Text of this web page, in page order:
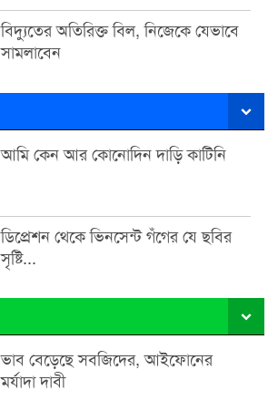
বিদ্যুতের অতিরিক্ত বিল, নিজেকে যেভাবে
সামলাবেন
আমি কেন আর কোনোদিন দাড়ি কাটিনি
ডিপ্রেশন থেকে ভিনসেন্ট গঁগের যে ছবির
সৃষ্টি...
ভাব বেড়েছে সবজিদের, আইফোনের
মর্যাদা দাবী